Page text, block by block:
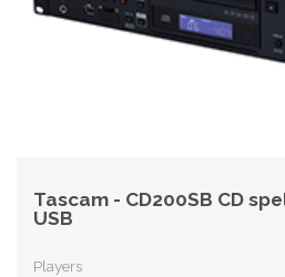
Tascam - CD200SB CD
USB
Players